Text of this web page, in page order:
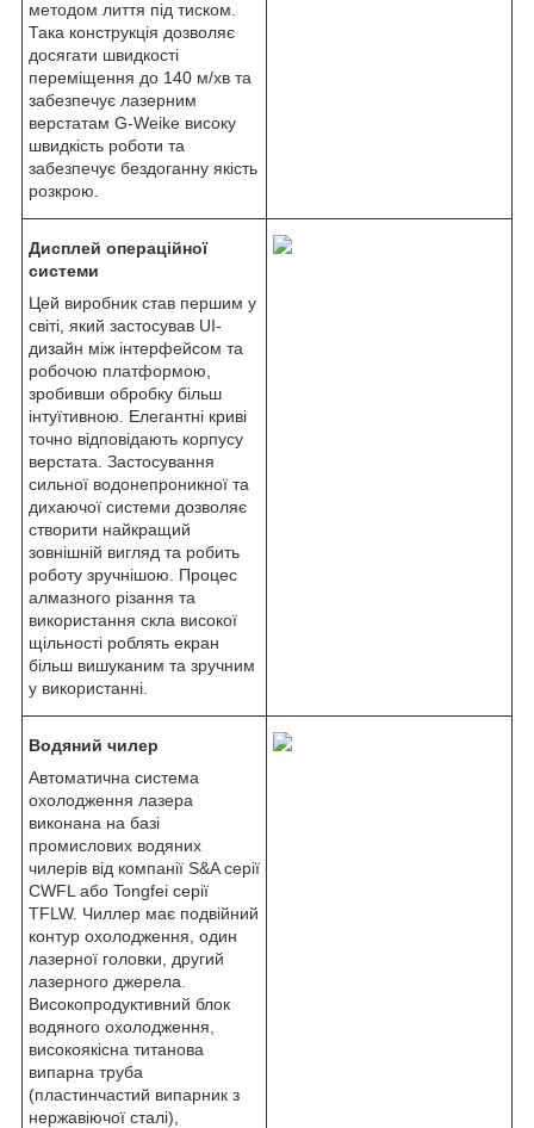
методом лиття під тиском.
Така конструкція дозволяє
досягати швидкості
переміщення до 140 м/хв та
забезпечує лазерним
верстатам G-Weike високу
швидкість роботи та
забезпечує бездоганну якість
розкрою.
Дисплей операційної
системи
Цей виробник став першим у
світі, який застосував UI-
дизайн між інтерфейсом та
робочою платформою,
зробивши обробку більш
інтуїтивною. Елегантні криві
точно відповідають корпусу
верстата. Застосування
сильної водонепроникної та
дихаючої системи дозволяє
створити найкращий
зовнішній вигляд та робить
роботу зручнішою. Процес
алмазного різання та
використання скла високої
щільності роблять екран
більш вишуканим та зручним
у використанні.
Водяний чилер
Автоматична система
охолодження лазера
виконана на базі
промислових водяних
чилерів від компанії S&A серії
CWFL або Tongfei серії
TFLW. Чиллер має подвійний
контур охолодження, один
лазерної головки, другий
лазерного джерела.
Високопродуктивний блок
водяного охолодження,
високоякісна титанова
випарна труба
(пластинчастий випарник з
нержавіючої сталі),